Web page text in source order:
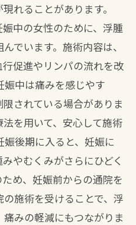
れることがあります。
中の女性のために、浮腫
でいます。施術内容は、
促進やリンパの流れを改
娠中は痛みを感じやす
されている場合がありま
を用いて、安心して施術
娠後期に入ると、妊娠に
やむくみがさらにひどく
め、妊娠前からの通院を
施術を受けることで、浮
みの軽減にもつながりま